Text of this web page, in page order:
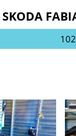
SKODA